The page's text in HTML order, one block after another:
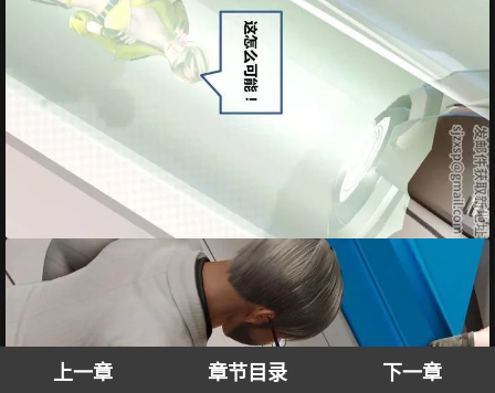
上一章 章节目录 下一章